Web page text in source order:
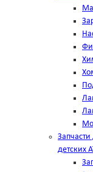
Запчасти
детских